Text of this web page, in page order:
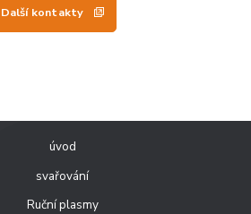
Další kontakty
úvod
svařování
Ruční plasmy